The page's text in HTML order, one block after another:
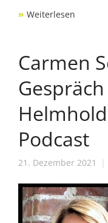
» Weiterlesen
Carmen
Podcast
21. Dezember 2021